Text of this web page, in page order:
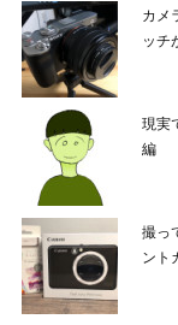
カメ
ッチ
現実
編
撮っ
ント